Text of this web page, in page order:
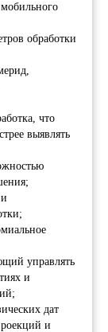
обработки
что
выявлять
управлять
и
дат
и